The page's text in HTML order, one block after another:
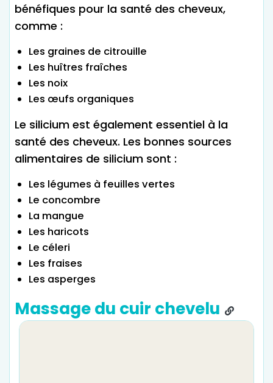
bénéfiques pour la santé des cheveux,
comme :
Les graines de citrouille
Les huîtres fraîches
Les noix
Les œufs organiques
Le silicium est également essentiel à la
santé des cheveux. Les bonnes sources
alimentaires de silicium sont :
Les légumes à feuilles vertes
Le concombre
La mangue
Les haricots
Le céleri
Les fraises
Les asperges
Massage du cuir chevelu